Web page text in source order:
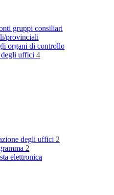
gruppi consiliari
provinciali
organi di controllo
uffici 4
degli uffici 2
2
elettronica